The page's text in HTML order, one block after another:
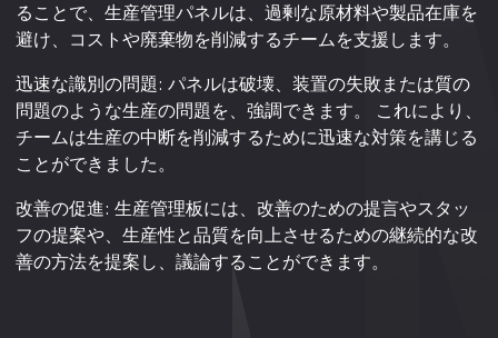
ることで、生産管理パネルは、過剰な原材料や製品在庫を
避け、コストや廃棄物を削減するチームを支援します。
迅速な識別の問題: パネルは破壊、装置の失敗または質の
問題のような生産の問題を、強調できます。 これにより、
チームは生産の中断を削減するために迅速な対策を講じる
ことができました。
改善の促進: 生産管理板には、改善のための提言やスタッ
フの提案や、生産性と品質を向上させるための継続的な改
善の方法を提案し、議論することができます。